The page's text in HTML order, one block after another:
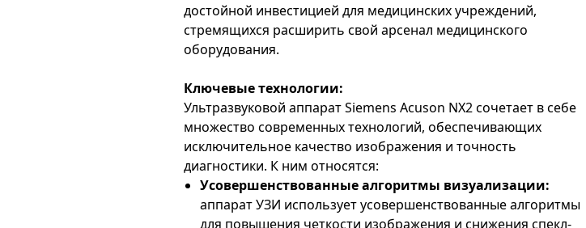
достойной инвестицией для медицинских учреждений,
стремящихся расширить свой арсенал медицинского
оборудования.
Ключевые технологии:
Ультразвуковой аппарат Siemens Acuson NX2 сочетает в себе
множество современных технологий, обеспечивающих
исключительное качество изображения и точность
диагностики. К ним относятся:
Усовершенствованные алгоритмы визуализации:
аппарат УЗИ использует усовершенствованные алгоритмы
для повышения четкости изображения и снижения спекл-